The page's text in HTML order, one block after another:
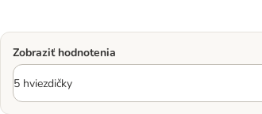
Zobraziť hodnotenia